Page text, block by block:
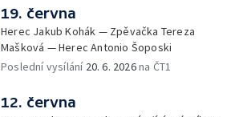
19. června
Herec Jakub Kohák — Zpěvačka Tereza
Mašková — Herec Antonio Šoposki
Poslední vysílání 20. 6. 2026na ČT1
12. června